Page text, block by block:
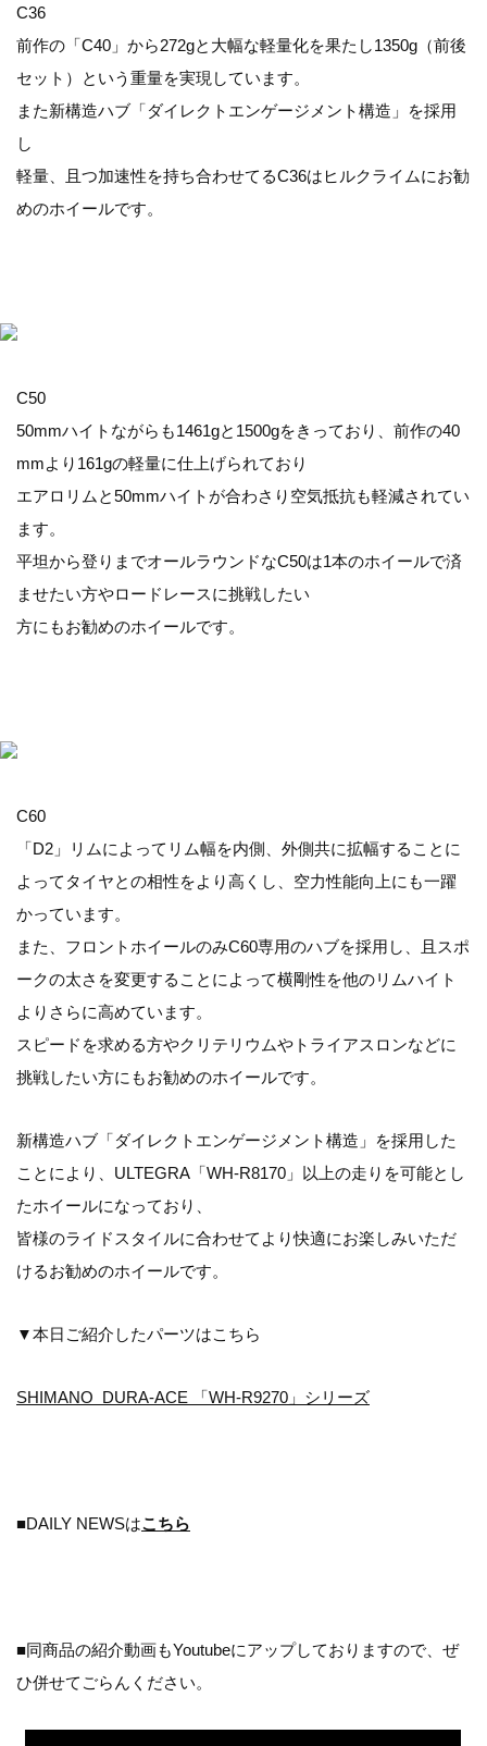
C36
前作の「C40」から272gと大幅な軽量化を果たし1350g（前後
セット）という重量を実現しています。
また新構造ハブ「ダイレクトエンゲージメント構造」を採用
し
軽量、且つ加速性を持ち合わせてるC36はヒルクライムにお勧
めのホイールです。
C50
50mmハイトながらも1461gと1500gをきっており、前作の40
mmより161gの軽量に仕上げられており
エアロリムと50mmハイトが合わさり空気抵抗も軽減されてい
ます。
平坦から登りまでオールラウンドなC50は1本のホイールで済
ませたい方やロードレースに挑戦したい
方にもお勧めのホイールです。
C60
「D2」リムによってリム幅を内側、外側共に拡幅することに
よってタイヤとの相性をより高くし、空力性能向上にも一躍
かっています。
また、フロントホイールのみC60専用のハブを採用し、且スポ
ークの太さを変更することによって横剛性を他のリムハイト
よりさらに高めています。
スピードを求める方やクリテリウムやトライアスロンなどに
挑戦したい方にもお勧めのホイールです。
新構造ハブ「ダイレクトエンゲージメント構造」を採用した
ことにより、ULTEGRA「WH-R8170」以上の走りを可能とし
たホイールになっており、
皆様のライドスタイルに合わせてより快適にお楽しみいただ
けるお勧めのホイールです。
▼本日ご紹介したパーツはこちら
SHIMANO DURA-ACE 「WH-R9270」シリーズ
■DAILY NEWSはこちら
■同商品の紹介動画もYoutubeにアップしておりますので、ぜ
ひ併せてごらんください。